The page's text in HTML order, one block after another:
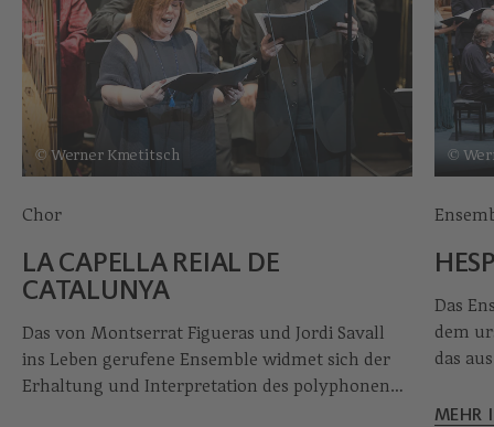
© Werner Kmetitsch
Chor
LA CAPELLA REIAL DE
CATALUNYA
Das von Montserrat Figueras und Jordi Savall
ins Leben gerufene Ensemble widmet sich der
Erhaltung und Interpretation des polyphonen
©
Das
dem
das
durch
MEHR